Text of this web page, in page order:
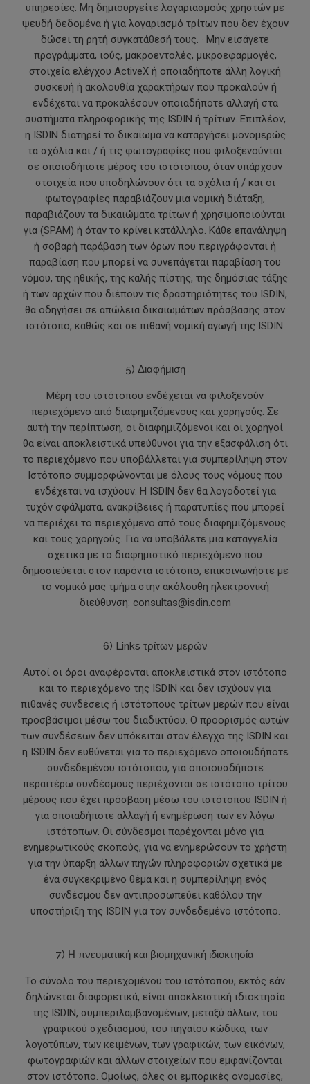
υπηρεσίες. Μη δημιουργείτε λογαριασμούς χρηστών με
ψευδή δεδομένα ή για λογαριασμό τρίτων που δεν έχουν
δώσει τη ρητή συγκατάθεσή τους. · Μην εισάγετε
προγράμματα, ιούς, μακροεντολές, μικροεφαρμογές,
στοιχεία ελέγχου ActiveX ή οποιαδήποτε άλλη λογική
συσκευή ή ακολουθία χαρακτήρων που προκαλούν ή
ενδέχεται να προκαλέσουν οποιαδήποτε αλλαγή στα
συστήματα πληροφορικής της ISDIN ή τρίτων. Επιπλέον,
η ISDIN διατηρεί το δικαίωμα να καταργήσει μονομερώς
τα σχόλια και / ή τις φωτογραφίες που φιλοξενούνται
σε οποιοδήποτε μέρος του ιστότοπου, όταν υπάρχουν
στοιχεία που υποδηλώνουν ότι τα σχόλια ή / και οι
φωτογραφίες παραβιάζουν μια νομική διάταξη,
παραβιάζουν τα δικαιώματα τρίτων ή χρησιμοποιούνται
για (SPAM) ή όταν το κρίνει κατάλληλο. Κάθε επανάληψη
ή σοβαρή παράβαση των όρων που περιγράφονται ή
παραβίαση που μπορεί να συνεπάγεται παραβίαση του
νόμου, της ηθικής, της καλής πίστης, της δημόσιας τάξης
ή των αρχών που διέπουν τις δραστηριότητες του ISDIN,
θα οδηγήσει σε απώλεια δικαιωμάτων πρόσβασης στον
ιστότοπο, καθώς και σε πιθανή νομική αγωγή της ISDIN.
5) Διαφήμιση
Μέρη του ιστότοπου ενδέχεται να φιλοξενούν
περιεχόμενο από διαφημιζόμενους και χορηγούς. Σε
αυτή την περίπτωση, οι διαφημιζόμενοι και οι χορηγοί
θα είναι αποκλειστικά υπεύθυνοι για την εξασφάλιση ότι
το περιεχόμενο που υποβάλλεται για συμπερίληψη στον
Ιστότοπο συμμορφώνονται με όλους τους νόμους που
ενδέχεται να ισχύουν. Η ISDIN δεν θα λογοδοτεί για
τυχόν σφάλματα, ανακρίβειες ή παρατυπίες που μπορεί
να περιέχει το περιεχόμενο από τους διαφημιζόμενους
και τους χορηγούς. Για να υποβάλετε μια καταγγελία
σχετικά με το διαφημιστικό περιεχόμενο που
δημοσιεύεται στον παρόντα ιστότοπο, επικοινωνήστε με
το νομικό μας τμήμα στην ακόλουθη ηλεκτρονική
διεύθυνση: consultas@isdin.com
6) Links τρίτων μερών
Αυτοί οι όροι αναφέρονται αποκλειστικά στον ιστότοπο
και το περιεχόμενο της ISDIN και δεν ισχύουν για
πιθανές συνδέσεις ή ιστότοπους τρίτων μερών που είναι
προσβάσιμοι μέσω του διαδικτύου. Ο προορισμός αυτών
των συνδέσεων δεν υπόκειται στον έλεγχο της ISDIN και
η ISDIN δεν ευθύνεται για το περιεχόμενο οποιουδήποτε
συνδεδεμένου ιστότοπου, για οποιουσδήποτε
περαιτέρω συνδέσμους περιέχονται σε ιστότοπο τρίτου
μέρους που έχει πρόσβαση μέσω του ιστότοπου ISDIN ή
για οποιαδήποτε αλλαγή ή ενημέρωση των εν λόγω
ιστότοπων. Οι σύνδεσμοι παρέχονται μόνο για
ενημερωτικούς σκοπούς, για να ενημερώσουν το χρήστη
για την ύπαρξη άλλων πηγών πληροφοριών σχετικά με
ένα συγκεκριμένο θέμα και η συμπερίληψη ενός
συνδέσμου δεν αντιπροσωπεύει καθόλου την
υποστήριξη της ISDIN για τον συνδεδεμένο ιστότοπο.
7) Η πνευματική και βιομηχανική ιδιοκτησία
Το σύνολο του περιεχομένου του ιστότοπου, εκτός εάν
δηλώνεται διαφορετικά, είναι αποκλειστική ιδιοκτησία
της ISDIN, συμπεριλαμβανομένων, μεταξύ άλλων, του
γραφικού σχεδιασμού, του πηγαίου κώδικα, των
λογοτύπων, των κειμένων, των γραφικών, των εικόνων,
φωτογραφιών και άλλων στοιχείων που εμφανίζονται
στον ιστότοπο. Ομοίως, όλες οι εμπορικές ονομασίες,